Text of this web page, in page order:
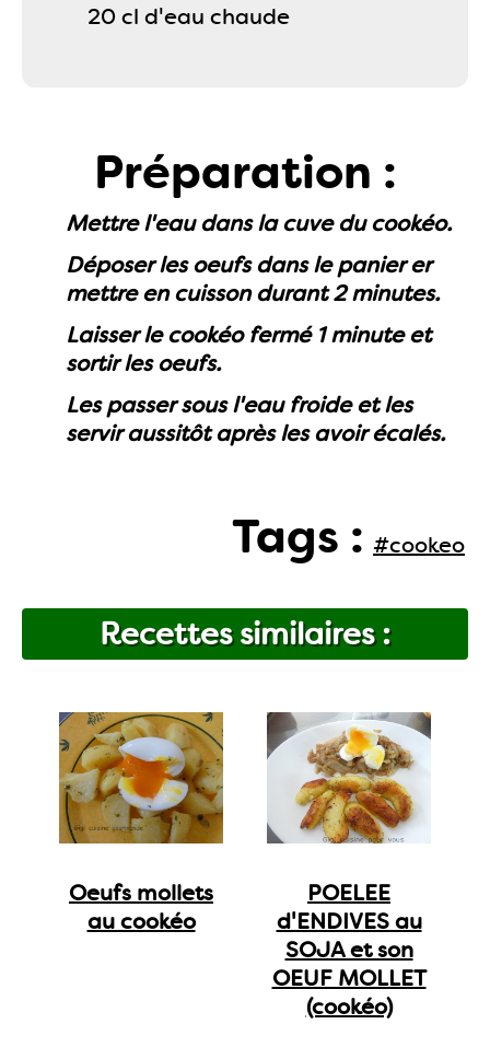
20 cl d'eau chaude
Préparation :
Mettre l'eau dans la cuve du cookéo.
Déposer les oeufs dans le panier er
mettre en cuisson durant 2 minutes.
Laisser le cookéo fermé 1 minute et
sortir les oeufs.
Les passer sous l'eau froide et les
servir aussitôt après les avoir écalés.
Tags : #cookeo
Recettes similaires :
Oeufs mollets
au cookéo
POELEE
d'ENDIVES au
SOJA et son
OEUF MOLLET
(cookéo)